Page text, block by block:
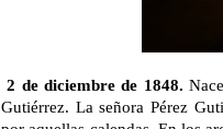
2 de diciembre de 1848.
Gutiérrez. La señora Pérez